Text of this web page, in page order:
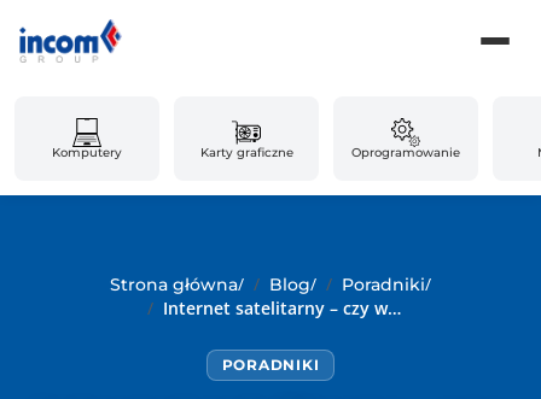
Komputery Karty graficzne Oprogramowanie
Strona główna/ Blog/ Poradniki/
Internet satelitarny – czy warto, jak działa i kiedy to jedyna opcja?
PORADNIKI